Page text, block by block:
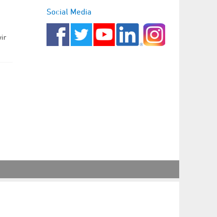
Social Media